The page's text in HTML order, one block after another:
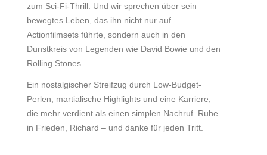
zum Sci-Fi-Thrill. Und wir sprechen über sein
bewegtes Leben, das ihn nicht nur auf
Actionfilmsets führte, sondern auch in den
Dunstkreis von Legenden wie David Bowie und den
Rolling Stones.
Ein nostalgischer Streifzug durch Low-Budget-
Perlen, martialische Highlights und eine Karriere,
die mehr verdient als einen simplen Nachruf. Ruhe
in Frieden, Richard – und danke für jeden Tritt.